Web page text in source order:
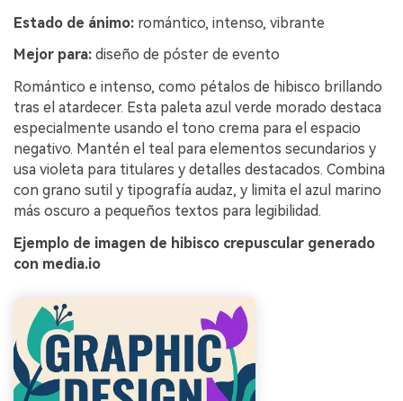
Estado de ánimo: romántico, intenso, vibrante
Mejor para: diseño de póster de evento
Romántico e intenso, como pétalos de hibisco brillando
tras el atardecer. Esta paleta azul verde morado destaca
especialmente usando el tono crema para el espacio
negativo. Mantén el teal para elementos secundarios y
usa violeta para titulares y detalles destacados. Combina
con grano sutil y tipografía audaz, y limita el azul marino
más oscuro a pequeños textos para legibilidad.
Ejemplo de imagen de hibisco crepuscular generado
con media.io